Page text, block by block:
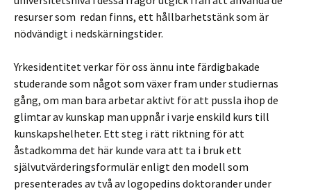
resurser som redan finns, ett hållbarhetstänk som är
nödvändigt i nedskärningstider.
Yrkesidentitet verkar för oss ännu inte färdigbakade
studerande som något som växer fram under studiernas
gång, om man bara arbetar aktivt för att pussla ihop de
glimtar av kunskap man uppnår i varje enskild kurs till
kunskapshelheter. Ett steg i rätt riktning för att
åstadkomma det här kunde vara att ta i bruk ett
självutvärderingsformulär enligt den modell som
presenterades av två av logopedins doktorander under